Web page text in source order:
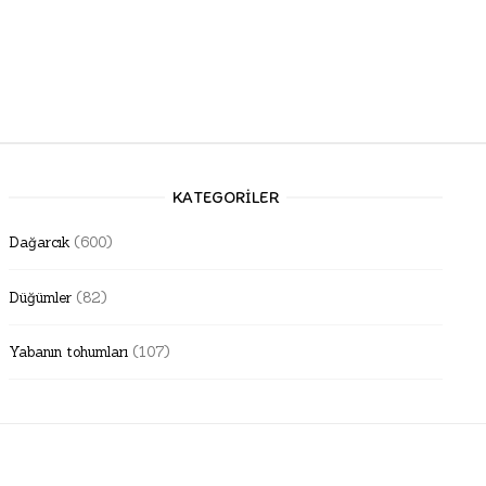
KATEGORILER
Dağarcık(600)
Düğümler(82)
Yabanın tohumları(107)